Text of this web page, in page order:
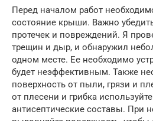
Перед началом работ
состояние крыши. Важно
протечек и повреждений. Я
трещин и дыр, и обнаружил
одном месте. Ее необходимо
будет неэффективным. Также
поверхность от пыли, грязи и
от плесени и грибка
антисептические составы. При